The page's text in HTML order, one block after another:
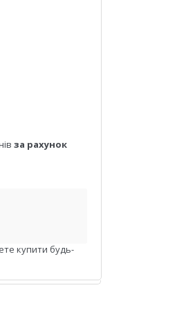
за рахунок
купити будь-